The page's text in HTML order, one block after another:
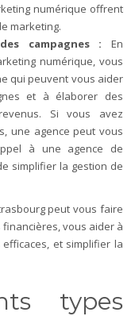
numérique offrent
marketing.
campagnes : En
numérique, vous
qui peuvent vous aider
et à élaborer des
Si vous avez
une agence peut vous
à une agence de
simplifier la gestion de
peut vous faire
vous aider à
et simplifier la
types